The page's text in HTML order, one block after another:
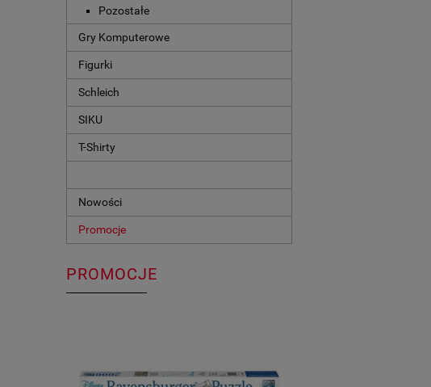
Pozostałe
Gry Komputerowe
Figurki
Schleich
SIKU
T-Shirty
Nowości
Promocje
PROMOCJE